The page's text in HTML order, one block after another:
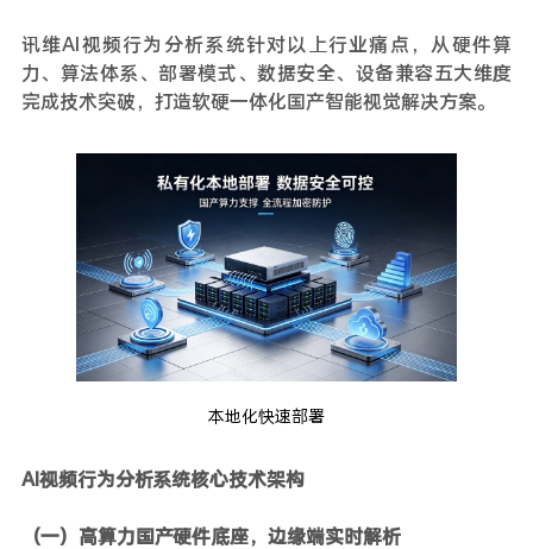
讯维AI视频行为分析系统针对以上行业痛点，从硬件算
力、算法体系、部署模式、数据安全、设备兼容五大维度
完成技术突破，打造软硬一体化国产智能视觉解决方案。
本地化快速部署
AI视频行为分析系统核心技术架构
（一）高算力国产硬件底座，边缘端实时解析